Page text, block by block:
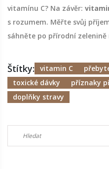
vitamínu C? Na závěr:
s rozumem. Měřte svůj
sáhněte po přírodní zelenině
Štítky: vitamin C
toxické dávky
příznaky
doplňky stravy